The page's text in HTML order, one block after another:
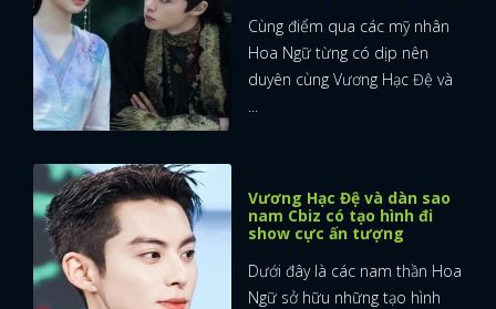
Cùng điểm qua các mỹ nhân
Hoa Ngữ từng có dịp nên
duyên cùng Vương Hạc Đệ và
Vương Hạc Đệ và dàn sao
nam Cbiz có tạo hình đi
show cực ấn tượng
Dưới đây là các nam thần Hoa
Ngữ sở hữu những tạo hình